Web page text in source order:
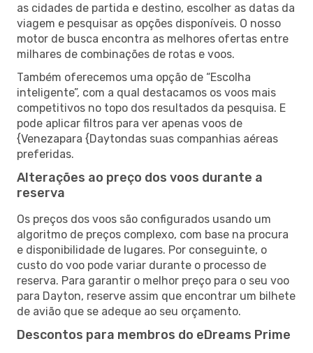
as cidades de partida e destino, escolher as datas da
viagem e pesquisar as opções disponíveis. O nosso
motor de busca encontra as melhores ofertas entre
milhares de combinações de rotas e voos.
Também oferecemos uma opção de “Escolha
inteligente”, com a qual destacamos os voos mais
competitivos no topo dos resultados da pesquisa. E
pode aplicar filtros para ver apenas voos de
{Venezapara {Daytondas suas companhias aéreas
preferidas.
Alterações ao preço dos voos durante a
reserva
Os preços dos voos são configurados usando um
algoritmo de preços complexo, com base na procura
e disponibilidade de lugares. Por conseguinte, o
custo do voo pode variar durante o processo de
reserva. Para garantir o melhor preço para o seu voo
para Dayton, reserve assim que encontrar um bilhete
de avião que se adeque ao seu orçamento.
Descontos para membros do eDreams Prime